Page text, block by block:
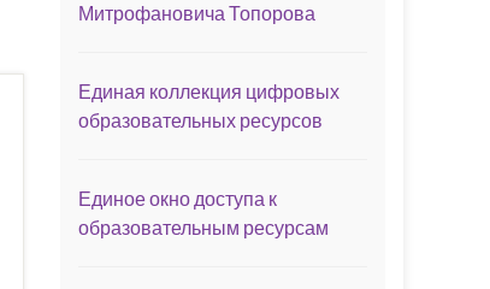
Митрофановича Топорова
Единая коллекция цифровых
образовательных ресурсов
Единое окно доступа к
образовательным ресурсам